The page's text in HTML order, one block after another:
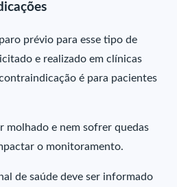
prévio para esse tipo de
e realizado em clínicas
é para pacientes
molhado e nem sofrer quedas
o monitoramento.
de saúde deve ser informado